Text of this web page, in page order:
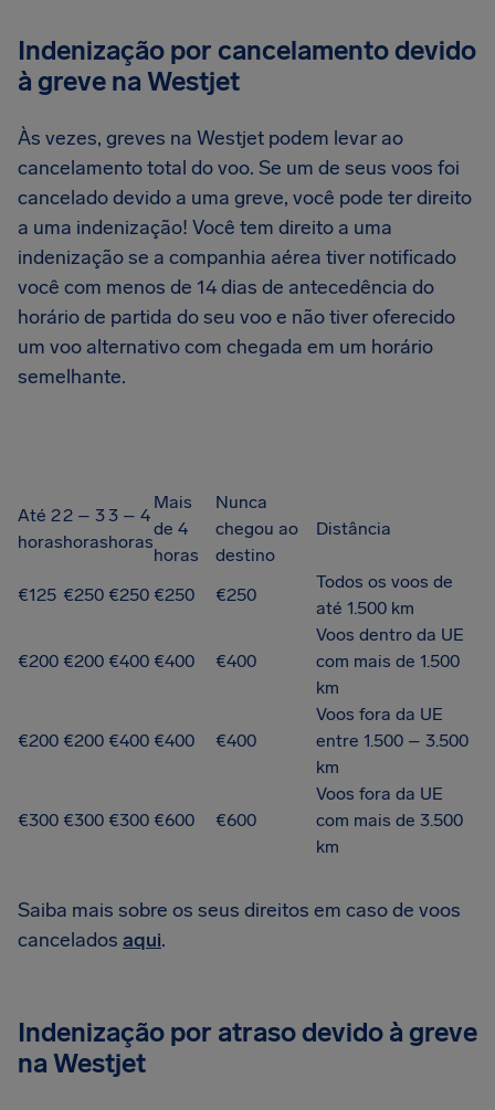
Indenização por cancelamento devido
à greve na Westjet
Às vezes, greves na Westjet podem levar ao
cancelamento total do voo. Se um de seus voos foi
cancelado devido a uma greve, você pode ter direito
a uma indenização! Você tem direito a uma
indenização se a companhia aérea tiver notificado
você com menos de 14 dias de antecedência do
horário de partida do seu voo e não tiver oferecido
um voo alternativo com chegada em um horário
semelhante.
Até 2
horas
2 – 3
horas
3 – 4
horas
Mais
de 4
horas
Nunca
chegou ao
destino
Distância
€125 €250 €250 €250 €250
Todos os voos de
até 1.500 km
€200 €200 €400 €400 €400
Voos dentro da UE
com mais de 1.500
km
€200 €200 €400 €400 €400
Voos fora da UE
entre 1.500 – 3.500
km
€300 €300 €300 €600 €600
Voos fora da UE
com mais de 3.500
km
Saiba mais sobre os seus direitos em caso de voos
cancelados aqui.
Indenização por atraso devido à greve
na Westjet